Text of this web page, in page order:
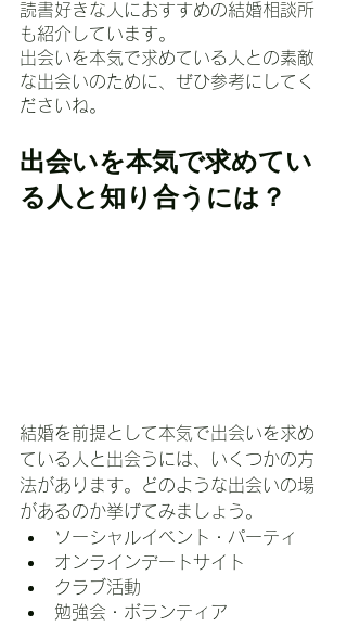
読書好きな人におすすめの結婚相談所
も紹介しています。
出会いを本気で求めている人との素敵
な出会いのために、ぜひ参考にしてく
ださいね。
出会いを本気で求めてい
る人と知り合うには？
結婚を前提として本気で出会いを求め
ている人と出会うには、いくつかの方
法があります。どのような出会いの場
があるのか挙げてみましょう。
ソーシャルイベント・パーティ
オンラインデートサイト
クラブ活動
勉強会・ボランティア